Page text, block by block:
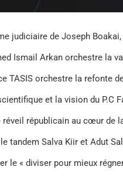
judiciaire de Joseph
Ismail Arkan orchestre la
TASIS orchestre la refonte
et la vision du P.C
réveil républicain au cœur de
tandem Salva Kiir et Adut
le « diviser pour mieux